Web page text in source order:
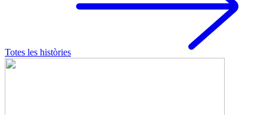
Totes les històries